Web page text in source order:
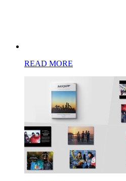
READ MORE